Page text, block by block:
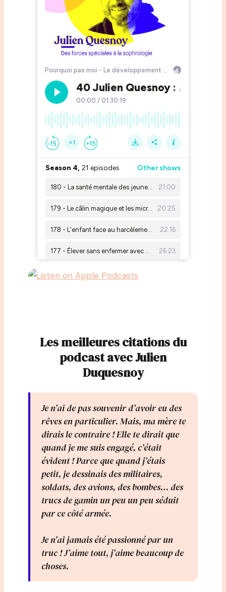
Les meilleures citations du
podcast avec Julien
Duquesnoy
Je n’ai de pas souvenir d’avoir eu des
rêves en particulier. Mais, ma mère te
dirais le contraire ! Elle te dirait que
quand je me suis engagé, c’était
évident ! Parce que quand j’étais
petit, je dessinais des militaires,
soldats, des avions, des bombes… des
trucs de gamin un peu un peu séduit
par ce côté armée.
Je n’ai jamais été passionné par un
truc ! J’aime tout, j’aime beaucoup de
choses.